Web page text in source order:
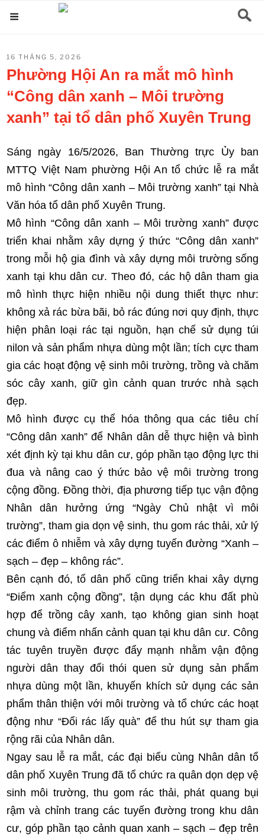
nội
dung
ĐĂNG
TRONG
16 THÁNG 5, 2026
Phường Hội An ra mắt mô hình
“Công dân xanh – Môi trường
xanh” tại tổ dân phố Xuyên Trung
Sáng ngày 16/5/2026, Ban Thường trực Ủy ban
MTTQ Việt Nam phường Hội An tổ chức lễ ra mắt
mô hình “Công dân xanh – Môi trường xanh” tại Nhà
Văn hóa tổ dân phố Xuyên Trung.
Mô hình “Công dân xanh – Môi trường xanh” được
triển khai nhằm xây dựng ý thức “Công dân xanh”
trong mỗi hộ gia đình và xây dựng môi trường sống
xanh tại khu dân cư. Theo đó, các hộ dân tham gia
mô hình thực hiện nhiều nội dung thiết thực như:
không xả rác bừa bãi, bỏ rác đúng nơi quy định, thực
hiện phân loại rác tại nguồn, hạn chế sử dụng túi
nilon và sản phẩm nhựa dùng một lần; tích cực tham
gia các hoạt động vệ sinh môi trường, trồng và chăm
sóc cây xanh, giữ gìn cảnh quan trước nhà sạch
đẹp.
Mô hình được cụ thể hóa thông qua các tiêu chí
“Công dân xanh” để Nhân dân dễ thực hiện và bình
xét định kỳ tại khu dân cư, góp phần tạo động lực thi
đua và nâng cao ý thức bảo vệ môi trường trong
cộng đồng. Đồng thời, địa phương tiếp tục vận động
Nhân dân hưởng ứng “Ngày Chủ nhật vì môi
trường”, tham gia dọn vệ sinh, thu gom rác thải, xử lý
các điểm ô nhiễm và xây dựng tuyến đường “Xanh –
sạch – đẹp – không rác”.
Bên cạnh đó, tổ dân phố cũng triển khai xây dựng
“Điểm xanh cộng đồng”, tận dụng các khu đất phù
hợp để trồng cây xanh, tạo không gian sinh hoạt
chung và điểm nhấn cảnh quan tại khu dân cư. Công
tác tuyên truyền được đẩy mạnh nhằm vận động
người dân thay đổi thói quen sử dụng sản phẩm
nhựa dùng một lần, khuyến khích sử dụng các sản
phẩm thân thiện với môi trường và tổ chức các hoạt
động như “Đổi rác lấy quà” để thu hút sự tham gia
rộng rãi của Nhân dân.
Ngay sau lễ ra mắt, các đại biểu cùng Nhân dân tổ
dân phố Xuyên Trung đã tổ chức ra quân dọn dẹp vệ
sinh môi trường, thu gom rác thải, phát quang bụi
rậm và chỉnh trang các tuyến đường trong khu dân
cư, góp phần tạo cảnh quan xanh – sạch – đẹp trên